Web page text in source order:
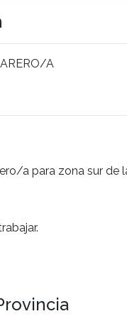
A
a para zona sur de